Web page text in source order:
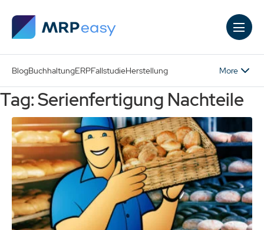
BlogBuchhaltungERPFallstudieHerstellung More
Tag: Serienfertigung Nachteile